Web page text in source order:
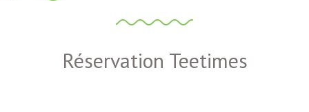
Réservation Teetimes